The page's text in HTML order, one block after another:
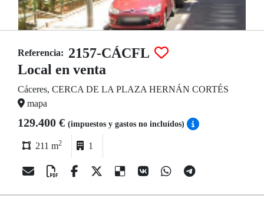
Referencia: 2157-CÁCFL
Local en venta
Cáceres, CERCA DE LA PLAZA HERNÁN CORTÉS
mapa
129.400 € (impuestos y gastos no incluídos)
211 m2 1